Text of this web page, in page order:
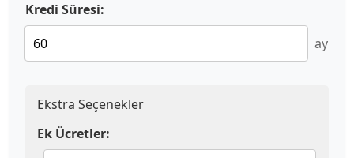
Kredi Süresi:
ay
Ekstra Seçenekler
Ek Ücretler: